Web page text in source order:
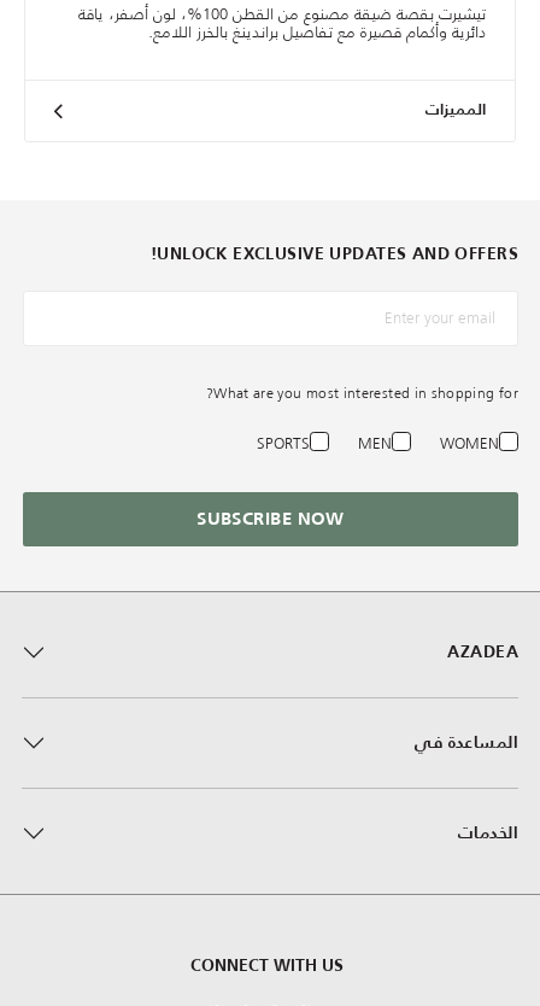
تيشيرت بقصة ضيقة مصنوع من القطن 100%، لون أصفر، ياقة
دائرية وأكمام قصيرة مع تفاصيل براندينغ بالخرز اللامع.
المميزات
AZADEA
المساعدة في
الخدمات
CONNECT WITH US
UNLOCK EXCLUSIVE UPDATES AND OFFERS!
*البريد الإلكترونيّ
What are you most interested in shopping for?
WOMEN
MEN
SPORTS
SUBSCRIBE NOW